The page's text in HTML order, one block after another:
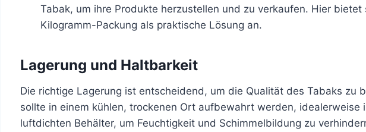
Tabak, um ihre Produkte herzustellen und zu verkaufen. Hier bietet
Kilogramm-Packung als praktische Lösung an.
Lagerung und Haltbarkeit
Die richtige Lagerung ist entscheidend, um die Qualität des Tabaks zu
sollte in einem kühlen, trockenen Ort aufbewahrt werden, idealerweise
luftdichten Behälter, um Feuchtigkeit und Schimmelbildung zu